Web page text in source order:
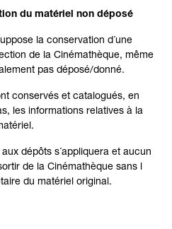
du matériel non déposé
la conservation d´une
de la Cinémathèque, même
pas déposé/donné.
conservés et catalogués, en
les informations relatives à la
dépôts s´appliquera et aucun
de la Cinémathèque sans l
du matériel original.